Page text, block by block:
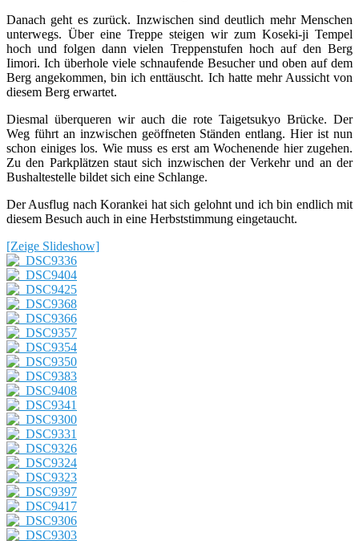
Danach geht es zurück. Inzwischen sind deutlich mehr Menschen
unterwegs. Über eine Treppe steigen wir zum Koseki-ji Tempel
hoch und folgen dann vielen Treppenstufen hoch auf den Berg
Iimori. Ich überhole viele schnaufende Besucher und oben auf dem
Berg angekommen, bin ich enttäuscht. Ich hatte mehr Aussicht von
diesem Berg erwartet.
Diesmal überqueren wir auch die rote Taigetsukyo Brücke. Der
Weg führt an inzwischen geöffneten Ständen entlang. Hier ist nun
schon einiges los. Wie muss es erst am Wochenende hier zugehen.
Zu den Parkplätzen staut sich inzwischen der Verkehr und an der
Bushaltestelle bildet sich eine Schlange.
Der Ausflug nach Korankei hat sich gelohnt und ich bin endlich mit
diesem Besuch auch in eine Herbststimmung eingetaucht.
[Zeige Slideshow]